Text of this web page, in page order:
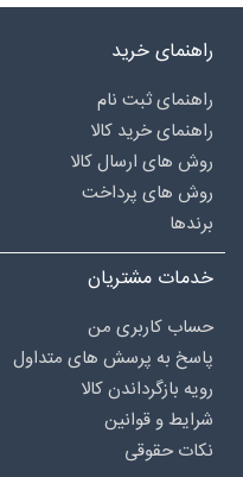
راهنمای خرید
راهنمای ثبت نام
راهنمای خرید کالا
روش های ارسال کالا
روش های پرداخت
برندها
خدمات مشتریان
حساب کاربری من
پاسخ به پرسش های متداول
رویه بازگرداندن کالا
شرایط و قوانین
نکات حقوقی